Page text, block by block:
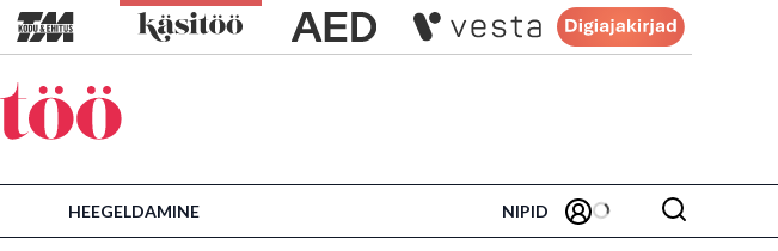
HEEGELDAMINE NIPID